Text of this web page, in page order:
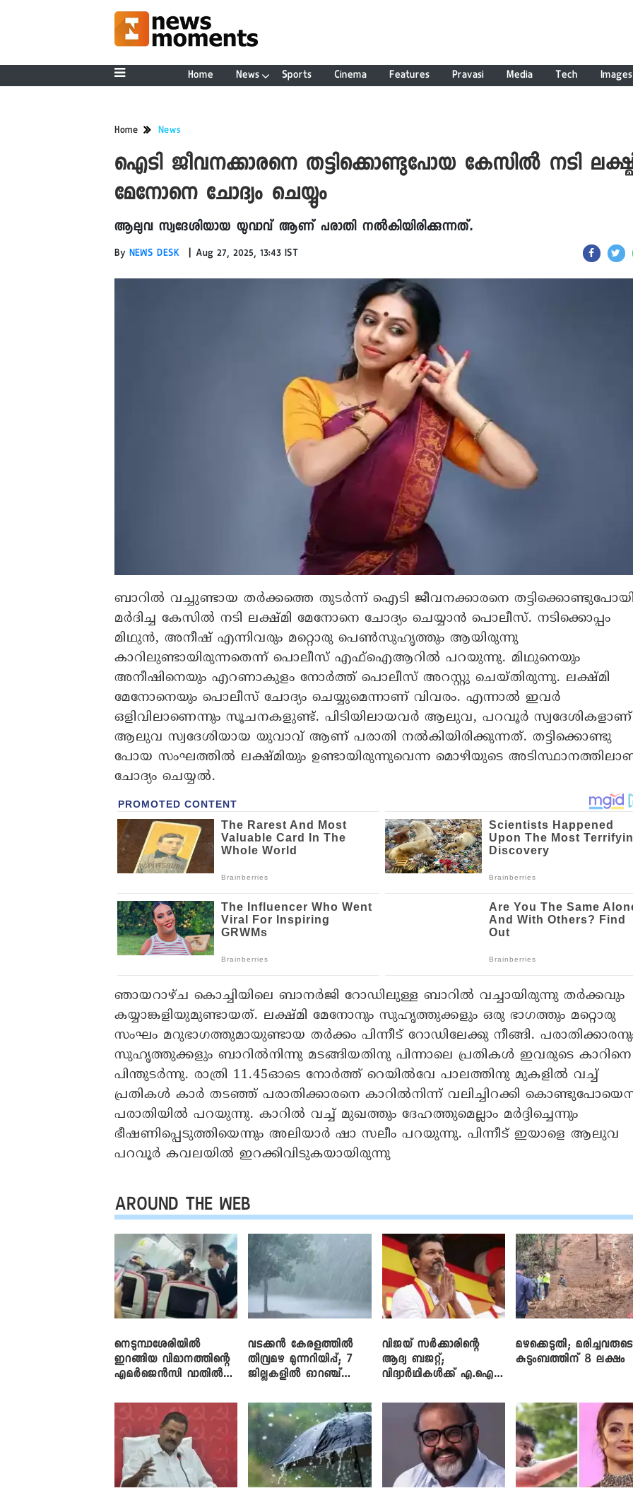
Home News Sports Cinema Features Pravasi Media Tech Images
Home News
ഐടി ജീവനക്കാരനെ തട്ടിക്കൊണ്ടുപോയ കേസിൽ നടി
മേനോനെ ചോദ്യം ചെയ്യും
ആലുവ സ്വദേശിയായ യുവാവ് ആണ് പരാതി നൽകിയിരിക്കുന്നത്.
By NEWS DESK | Aug 27, 2025, 13:43 IST
ബാറിൽ വച്ചുണ്ടായ തർക്കത്തെ തുടർന്ന് ഐടി ജീവനക്കാരനെ തട്ടിക്കൊണ്ടുപോയി
മര്‍ദിച്ച കേസിൽ നടി ലക്ഷ്മി മേനോനെ ചോദ്യം ചെയ്യാൻ പൊലീസ്. നടിക്കൊപ്പം
മിഥുൻ, അനീഷ് എന്നിവരും മറ്റൊരു പെൺസുഹൃത്തും ആയിരുന്നു
കാറിലുണ്ടായിരുന്നതെന്ന് പൊലീസ് എഫ്ഐആറിൽ പറയുന്നു. മിഥുനെയും
അനീഷിനെയും എറണാകുളം നോർത്ത് പൊലീസ് അറസ്റ്റു ചെയ്തിരുന്നു. ലക്ഷ്മി
മേനോനെയും പൊലീസ് ചോദ്യം ചെയ്യുമെന്നാണ് വിവരം. എന്നാൽ ഇവർ
ഒളിവിലാണെന്നും സൂചനകളുണ്ട്. പിടിയിലായവർ ആലുവ, പറവൂർ
ആലുവ സ്വദേശിയായ യുവാവ് ആണ് പരാതി നൽകിയിരിക്കുന്നത്. തട്ടിക്കൊണ്ടു
പോയ സംഘത്തില്‍ ലക്ഷ്മിയും ഉണ്ടായിരുന്നുവെന്ന മൊഴിയുടെ
ചോദ്യം ചെയ്യല്‍.
ഞായറാഴ്ച കൊച്ചിയിലെ ബാനർജി റോഡിലുള്ള ബാറിൽ വച്ചായിരുന്നു തർക്കവും
കയ്യാങ്കളിയുമുണ്ടായത്. ലക്ഷ്മി മേനോനും സുഹൃത്തുക്കളും ഒരു ഭാഗത്തും മറ്റൊരു
സംഘം മറുഭാഗത്തുമായുണ്ടായ തർക്കം പിന്നീട് റോഡിലേക്കു നീങ്ങി.
സുഹൃത്തുക്കളും ബാറിൽനിന്നു മടങ്ങിയതിനു പിന്നാലെ പ്രതികൾ ഇവരുടെ കാറിനെ
പിന്തുടർന്നു. രാത്രി 11.45ഓടെ നോർത്ത് റെയിൽവേ പാലത്തിനു മുകളിൽ വച്ച്
പ്രതികൾ കാർ തടഞ്ഞ് പരാതിക്കാരനെ കാറിൽനിന്ന് വലിച്ചിറക്കി
പരാതിയിൽ പറയുന്നു. കാറിൽ വച്ച് മുഖത്തും ദേഹത്തുമെല്ലാം മർദ്ദിച്ചെന്നും
ഭീഷണിപ്പെടുത്തിയെന്നും അലിയാർ ഷാ സലീം പറയുന്നു. പിന്നീട് ഇയാളെ ആലുവ
പറവൂർ കവലയിൽ ഇറക്കിവിടുകയായിരുന്നു
AROUND THE WEB
നെടുമ്പാശേരിയിൽ
ഇറങ്ങിയ വിമാനത്തിന്റെ
എമർജെൻസി വാതിൽ
വടക്കൻ കേരളത്തിൽ
തീവ്രമഴ മുന്നറിയിപ്പ്; 7
ജില്ലകളിൽ ഓറഞ്ച്
വിജയ് സർക്കാരിന്റെ
ആദ്യ ബജറ്റ്;
വിദ്യാർഥികൾക്ക് എ.ഐ
ലാപ്ടോപ്പുകളും
മഴക്കെടുതി; മരിച്ചവരുടെ
കുടുംബത്തിന് 8 ലക്ഷം